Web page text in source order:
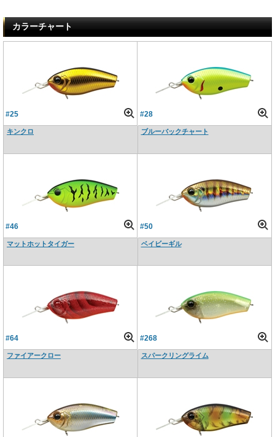
カラーチャート
#25
キンクロ
#28
ブルーバックチャート
#46
マットホットタイガー
#50
ベイビーギル
#64
ファイアークロー
#268
スパークリングライム